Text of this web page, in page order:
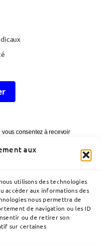
aux
utilisons des technologies
accéder aux informations des
nous permettra de
de navigation ou les ID
ou de retirer son
sur certaines
vous consentez à recevoir
invitations à des
ou à compter du dernier
exercer vos droits
et de limitation en
.Vous disposez
réclamation auprès de la